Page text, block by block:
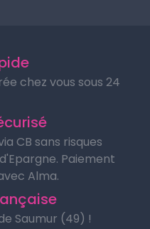
chez vous sous 24
CB sans risques
Paiement
Alma.
Saumur (49) !